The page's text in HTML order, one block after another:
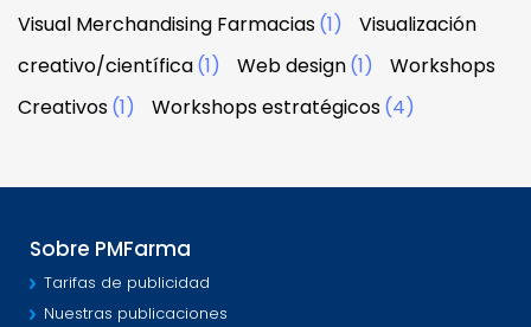
Visual Merchandising Farmacias(1)
Visualización
creativo/científica(1) Web design(1)
Workshops
Creativos(1) Workshops estratégicos(4)
Sobre PMFarma
Tarifas de publicidad
Nuestras publicaciones